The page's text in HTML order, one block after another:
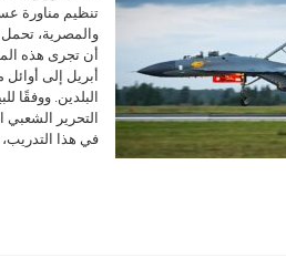
تنظيم مناورة
أن تجرى هذه
أبريل إلى
البلدين.
التحرير
في هذا التدريب،